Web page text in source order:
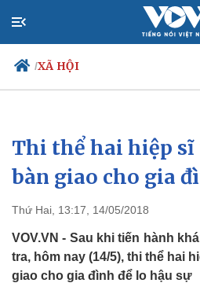
/XÃ HỘI
Chính trị
Đảng
Tổ chức nhân sự
Nhận diện sự thật
Thi thể hai hiệp sĩ
bàn giao cho gia
Thứ Hai, 13:17, 14/05/2018
VOV.VN - Sau khi tiến hành
tra, hôm nay (14/5), thi thể hai
giao cho gia đình để lo hậu sự